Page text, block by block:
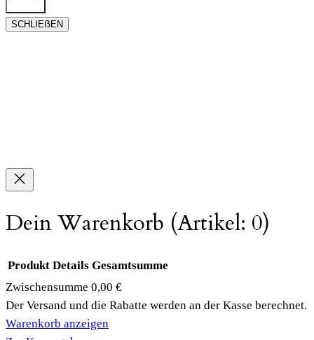
SCHLIEẞEN
Dein Warenkorb (Artikel: 0)
Produkte
im
Produkt Details Gesamtsumme
Zwischensumme 0,00 €
Der Versand und die Rabatte werden an der Kasse berechnet.
Warenkorb anzeigen